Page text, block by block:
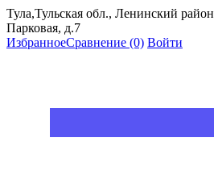
Тула,Тульская обл., Ленинский
Парковая, д.7
ИзбранноеСравнение (0) Войти